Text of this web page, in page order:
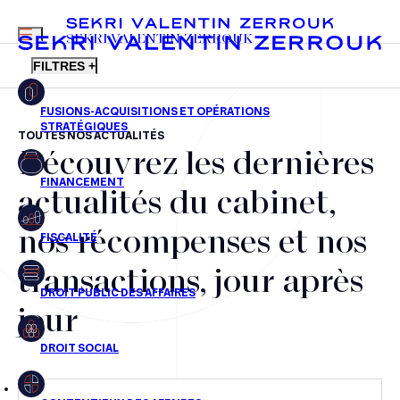
FR EN
MENU
SEKRI VALENTIN ZERROUK
FILTRES +
Fusions-acquisitions et opérations stratégiques
Financement
Fiscalité
Droit public des affaires
Droit social
Droit immobilier
TOUTES NOS ACTUALITÉS
Découvrez les dernières
actualités du cabinet,
nos récompenses et nos
transactions, jour après
jour